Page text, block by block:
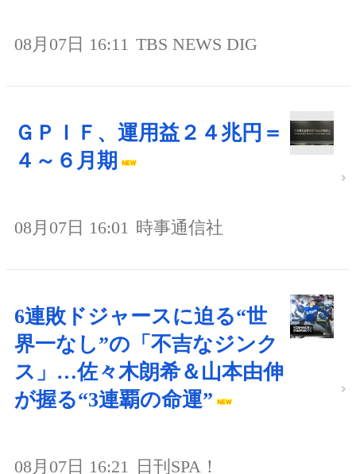
08月07日 16:11 TBS NEWS DIG
ＧＰＩＦ、運用益２４兆円＝
４～６月期
08月07日 16:01 時事通信社
6連敗ドジャースに迫る“世
界一なし”の「不吉なジンク
ス」…佐々木朗希＆山本由伸
が握る“3連覇の命運”
08月07日 16:21 日刊SPA！